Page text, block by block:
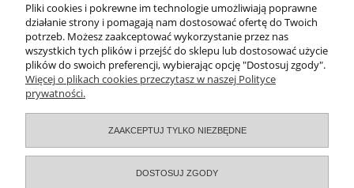
Moje konto
Zamówienia
Informacje
O nas
Pliki cookies i pokrewne im technologie umożliwiają poprawne
działanie strony i pomagają nam dostosować ofertę do Twoich
potrzeb. Możesz zaakceptować wykorzystanie przez nas
wszystkich tych plików i przejść do sklepu lub dostosować użycie
plików do swoich preferencji, wybierając opcję "Dostosuj zgody".
Więcej o plikach cookies przeczytasz w naszej Polityce
prywatności.
ZAAKCEPTUJ TYLKO NIEZBĘDNE
DOSTOSUJ ZGODY